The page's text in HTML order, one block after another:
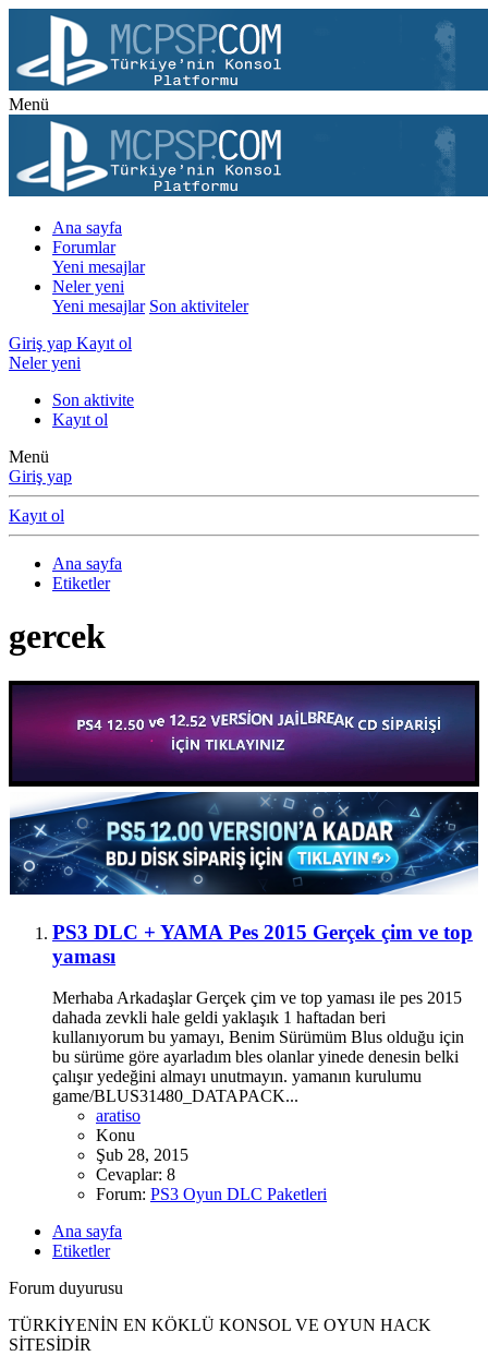
Menü
Ana sayfa
Forumlar
Yeni mesajlar
Neler yeni
Yeni mesajlar Son aktiviteler
Giriş yap Kayıt ol
Neler yeni
Son aktivite
Kayıt ol
Menü
Giriş yap
Kayıt ol
Ana sayfa
Etiketler
gercek
PS3 DLC + YAMA Pes 2015 Gerçek çim ve top
yaması
Merhaba Arkadaşlar Gerçek çim ve top yaması ile pes 2015
dahada zevkli hale geldi yaklaşık 1 haftadan beri
kullanıyorum bu yamayı, Benim Sürümüm Blus olduğu için
bu sürüme göre ayarladım bles olanlar yinede denesin belki
çalışır yedeğini almayı unutmayın. yamanın kurulumu
game/BLUS31480_DATAPACK...
aratiso
Konu
Şub 28, 2015
Cevaplar: 8
Forum: PS3 Oyun DLC Paketleri
Ana sayfa
Etiketler
Forum duyurusu
TÜRKİYENİN EN KÖKLÜ KONSOL VE OYUN HACK
SİTESİDİR